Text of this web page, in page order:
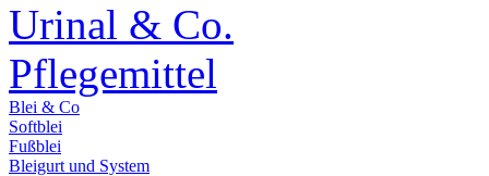
Urinal & Co.
Pflegemittel
Blei & Co
Softblei
Fußblei
Bleigurt und System